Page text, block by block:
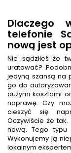
Dlaczego
telefonie
nową jest
Nie sądziłeś że
uratować?
jedyną szansą na
go do
dużymi kosztami
naprawę. Czy
cieszyć się
Oczywiście że
nową. Tego typu
Wykonujemy ją
lokalnym